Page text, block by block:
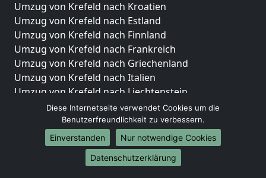
Umzug von Krefeld nach Kroatien
Umzug von Krefeld nach Estland
Umzug von Krefeld nach Finnland
Umzug von Krefeld nach Frankreich
Umzug von Krefeld nach Griechenland
Umzug von Krefeld nach Italien
Umzug von Krefeld nach Liechtenstein
Umzug von Krefeld nach Luxemburg
Umzug von Krefeld nach Niederlande
Umzug von Krefeld nach Norwegen
Umzüge-Deutschlandweit
Diese Internetseite verwendet Cookies um die
Benutzerfreundlichkeit zu verbessern.
Einverstanden
Nur notwendige Cookies
Datenschutzerklärung